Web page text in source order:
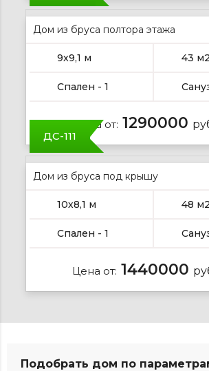
Дом из бруса полтора этажа
9х9,1 м 43 м2
Спален - 1
Цена от: 1290000
ДС-111
Дом из бруса под крышу
10х8,1 м 48 м2
Спален - 1
Цена от: 1440000
Подобрать дом по